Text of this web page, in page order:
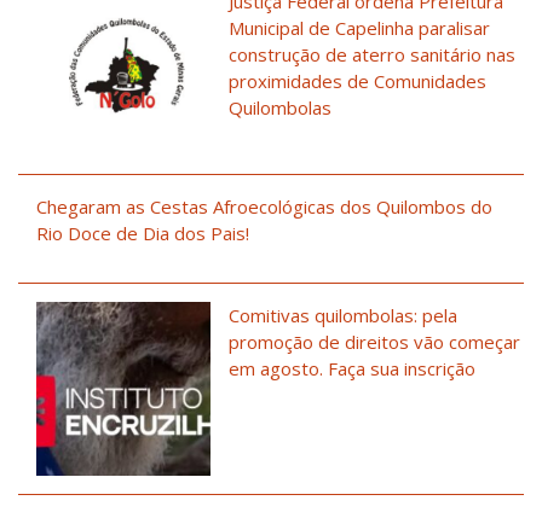
Municipal de Capelinha paralisar
construção de aterro sanitário nas
proximidades de Comunidades
Quilombolas
Chegaram as Cestas Afroecológicas dos Quilombos do
Rio Doce de Dia dos Pais!
Comitivas quilombolas: pela
promoção de direitos vão começar
em agosto. Faça sua inscrição